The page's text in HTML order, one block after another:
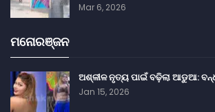
Mar 6, 2026
ମନୋରଞ୍ଜନ
ଅଶ୍ଳୀଳ ନୃତ୍ୟ ପାଇଁ ବଢ଼ିଲା ଆଡୁଆ:
Jan 15, 2026